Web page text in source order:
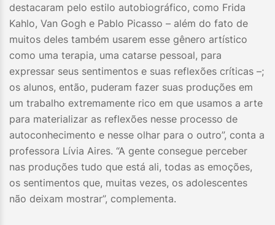
destacaram pelo estilo autobiográfico, como Frida
Kahlo, Van Gogh e Pablo Picasso – além do fato de
muitos deles também usarem esse gênero artístico
como uma terapia, uma catarse pessoal, para
expressar seus sentimentos e suas reflexões críticas –;
os alunos, então, puderam fazer suas produções em
um trabalho extremamente rico em que usamos a arte
para materializar as reflexões nesse processo de
autoconhecimento e nesse olhar para o outro”, conta a
professora Lívia Aires. “A gente consegue perceber
nas produções tudo que está ali, todas as emoções,
os sentimentos que, muitas vezes, os adolescentes
não deixam mostrar”, complementa.